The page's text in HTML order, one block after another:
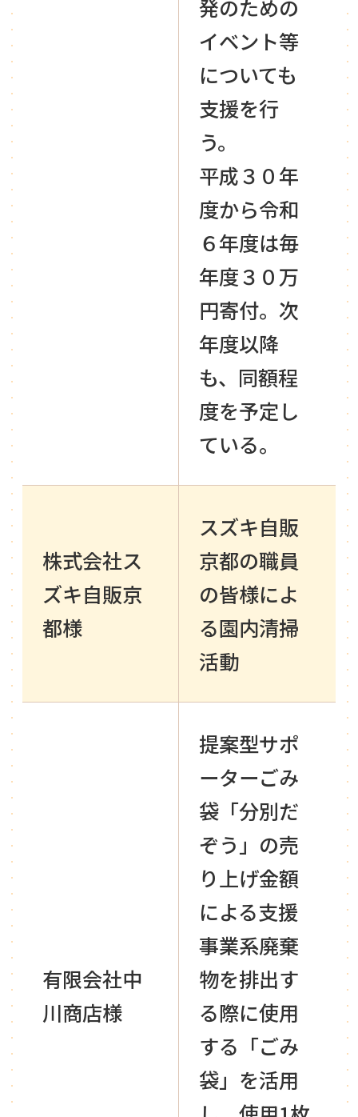
発のための
イベント等
についても
支援を行
う。
平成３０年
度から令和
６年度は毎
年度３０万
円寄付。次
年度以降
も、同額程
度を予定し
ている。
株式会社ス
ズキ自販京
都様
スズキ自販
京都の職員
の皆様によ
る園内清掃
活動
有限会社中
川商店様
提案型サポ
ーターごみ
袋「分別だ
ぞう」の売
り上げ金額
による支援
事業系廃棄
物を排出す
る際に使用
する「ごみ
袋」を活用